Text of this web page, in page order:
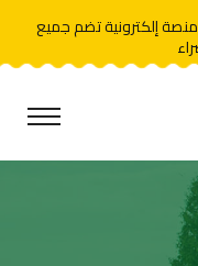
إلكترونية تضم جميع